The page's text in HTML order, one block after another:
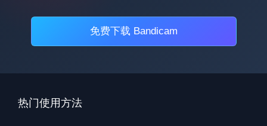
免费下载 Bandicam
热门使用方法